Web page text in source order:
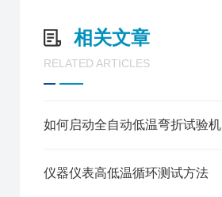
相关文章
RELATED ARTICLES
如何启动全自动低温弯折试验机
仪器仪表高低温循环测试方法